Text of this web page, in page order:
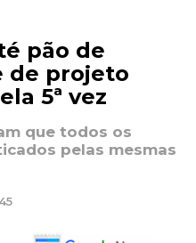
pão de
de projeto
5ª vez
que todos os
pelas mesmas